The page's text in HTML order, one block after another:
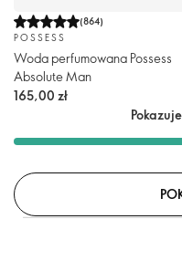
(864)
POSSESS
Woda perfumowana Possess
Absolute Man
165,00 zł